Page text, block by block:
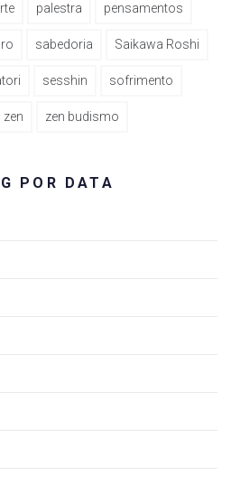
palestra pensamentos
sabedoria Saikawa Roshi
sesshin sofrimento
zen zen budismo
POR DATA